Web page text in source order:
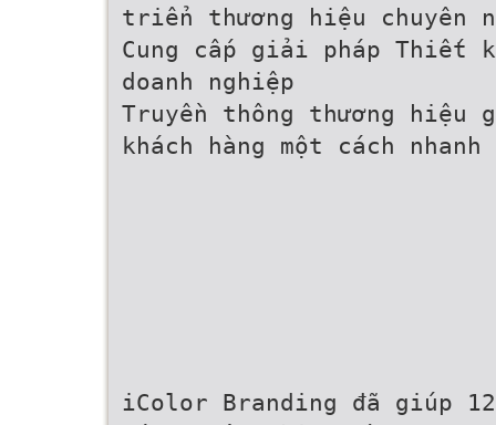
triển thương hiệu chuyên
Cung cấp giải pháp Thiết
doanh nghiệp
Truyền thông thương hiệu
khách hàng một cách nhanh
iColor Branding đã giúp